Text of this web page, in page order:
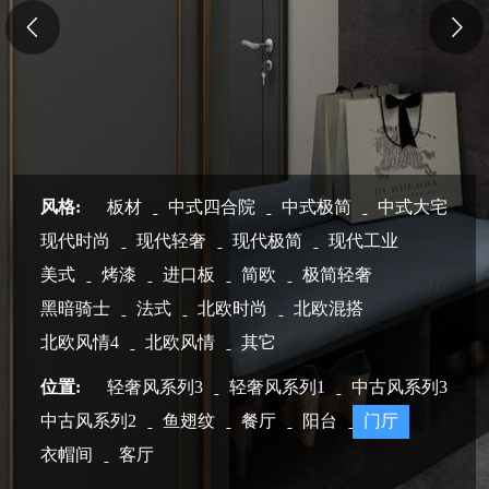
风格: 板材 中式四合院 中式极简
中式大宅
现代时尚
现代轻奢 现代极简
现代工业
美式
烤漆 进口板 简欧
极简轻奢
黑暗骑士
法式 北欧时尚
北欧混搭
北欧风情4
北欧风情 其它
位置: 轻奢风系列3 轻奢风系列1
中古风系列3
中古风系列2
鱼翅纹 餐厅 阳台
门厅
衣帽间
客厅